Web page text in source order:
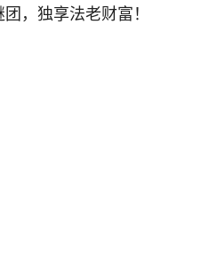
，独享法老财富！